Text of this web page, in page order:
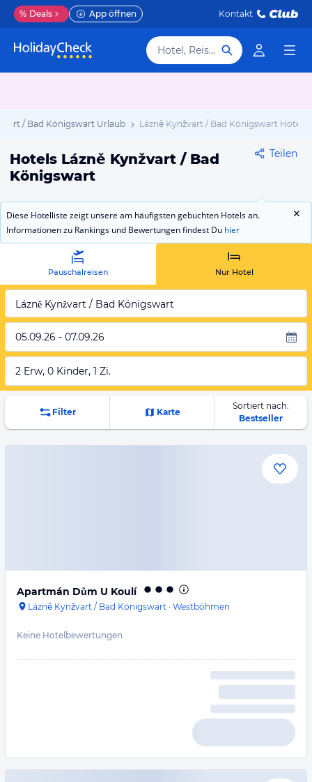
% Deals App öffnen Kontakt
Hotel, Reiseziel
/ Bad Königswart Urlaub Lázně Kynžvart / Bad Königswart Hotels
Hotels Lázně Kynžvart / Bad
Königswart
Teilen
Diese Hotelliste zeigt unsere am häufigsten gebuchten Hotels an.
Informationen zu Rankings und Bewertungen findest Du hier
Pauschalreisen Nur Hotel
Lázně Kynžvart / Bad Königswart
05.09.26 - 07.09.26
2 Erw, 0 Kinder, 1 Zi.
Filter Karte
Sortiert nach:
Bestseller
Apartmán Dům U Koulí
Lázně Kynžvart / Bad Königswart · Westböhmen
Keine Hotelbewertungen